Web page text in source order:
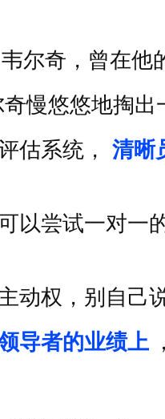
韦尔奇，曾在他
慢悠悠地掏出
估系统，
清晰
以尝试一对一
动权，别自己
导者的业绩上